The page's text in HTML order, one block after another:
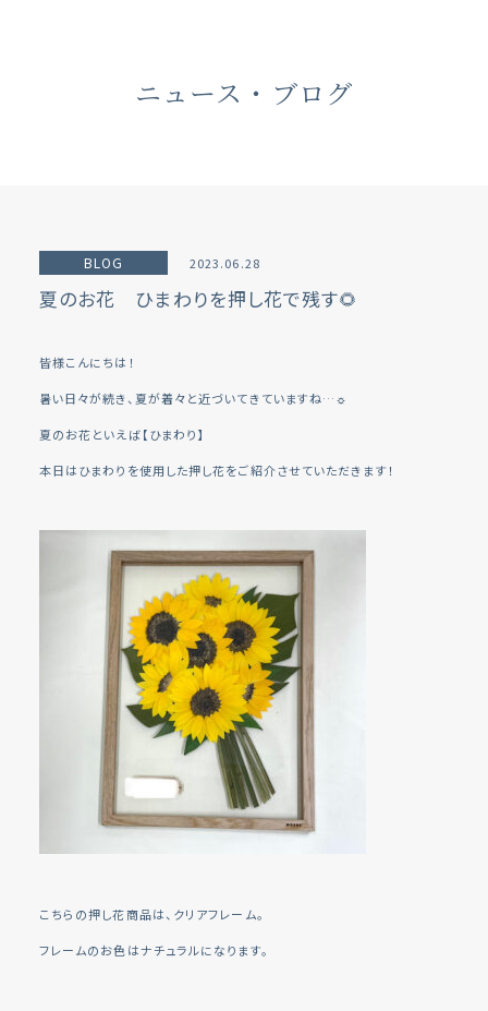
ニュース・ブログ
BLOG 2023.06.28
夏のお花 ひまわりを押し花で残す🌻
皆様こんにちは！
暑い日々が続き、夏が着々と近づいてきていますね…☼
夏のお花といえば【ひまわり】
本日はひまわりを使用した押し花をご紹介させていただきます！
こちらの押し花商品は、クリアフレーム。
フレームのお色はナチュラルになります。